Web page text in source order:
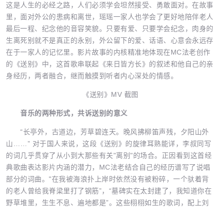
这是人生的必经之路，人们必须学会坦然接受、勇敢面对。在故事
里，面对外公的患病和离世，瑶瑶一家人也学会了更好地陪伴老人
最后一程、纪念他的音容笑貌。只要有爱、只要学会纪念，肉身的
生离死别就不是真正的永别，外公留下的爱、话语、心意会永远存
在于一家人的记忆里。影片故事的内核精准地体现在MC法老创作
的《送别》中，这首歌串联起《来日皆方长》的叙述和他自己的亲
身经历，两者融合，继而触摸到听者内心深处的情感。
《送别》MV 截图
音乐的两种形式，共诉送别的意义
“长亭外，古道边，芳草碧连天。晚风拂柳笛声残，夕阳山外
山……” 对于国人来说，这段《送别》的旋律耳熟能详，李叔同写
的词几乎贯穿了从小到大那些有关"离别"的场合。正因看到这首经
典歌曲表达影片内涵的潜力，MC法老结合自己的经历谱写了说唱
部分的词曲。"在我被海浪扑上岸时依然没有被粉碎，一个驮着背
的老人曾给我脊梁里打了钢筋”，“墓碑实在太封建了，我知道你在
野草堆里，生生不息、遍地都是”。这些栩栩如生的歌词，配上刘